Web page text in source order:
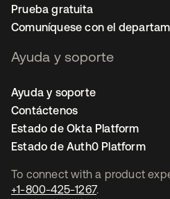
To connect with a product
+1-800-425-1267.
Prueba gratuita
Comuníquese con el
Ayuda y soporte
Ayuda y soporte
Contáctenos
Estado de Okta Platform
Estado de Auth0 Platform